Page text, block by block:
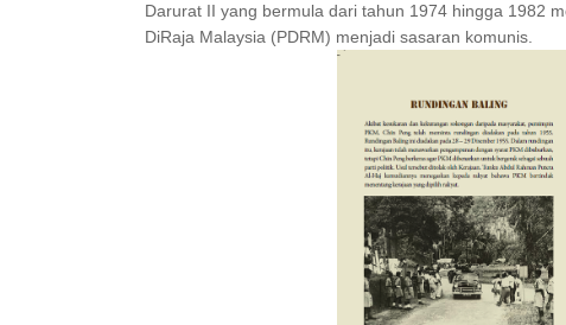
Darurat II yang bermula dari tahun 1974 hingga 1982
DiRaja Malaysia (PDRM) menjadi sasaran komunis.